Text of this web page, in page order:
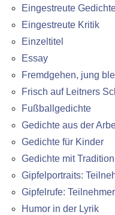
Eingestreute
Eingestreute Kritik
Einzeltitel
Essay
Fremdgehen, jung
Frisch auf Leitners
Fußballgedichte
Gedichte aus der
Gedichte für Kinder
Gedichte mit Tradition
Gipfelportraits:
Gipfelrufe:
Humor in der Lyrik